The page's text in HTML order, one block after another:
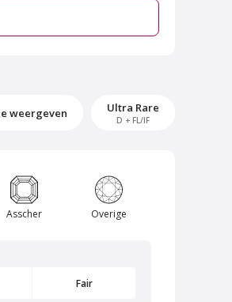
Amstel Amstelpark
weergeven Ultra Rare
D + FL/IF
Asscher Overige
Fair